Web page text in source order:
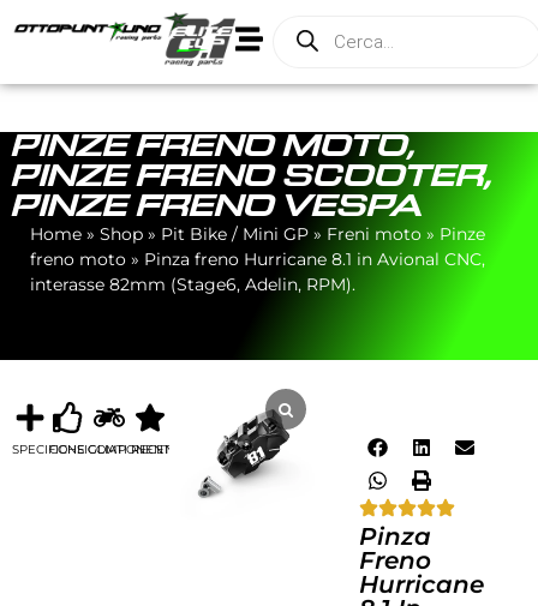
PINZE FRENO MOTO,
PINZE FRENO SCOOTER,
PINZE FRENO VESPA
Home » Shop » Pit Bike / Mini GP » Freni moto » Pinze
freno moto » Pinza freno Hurricane 8.1 in Avional CNC,
interasse 82mm (Stage6, Adelin, RPM).
SPECIFICHECONSIGLIATICOMPONENTI
RECENSIONI
Pinza
Freno
Hurricane